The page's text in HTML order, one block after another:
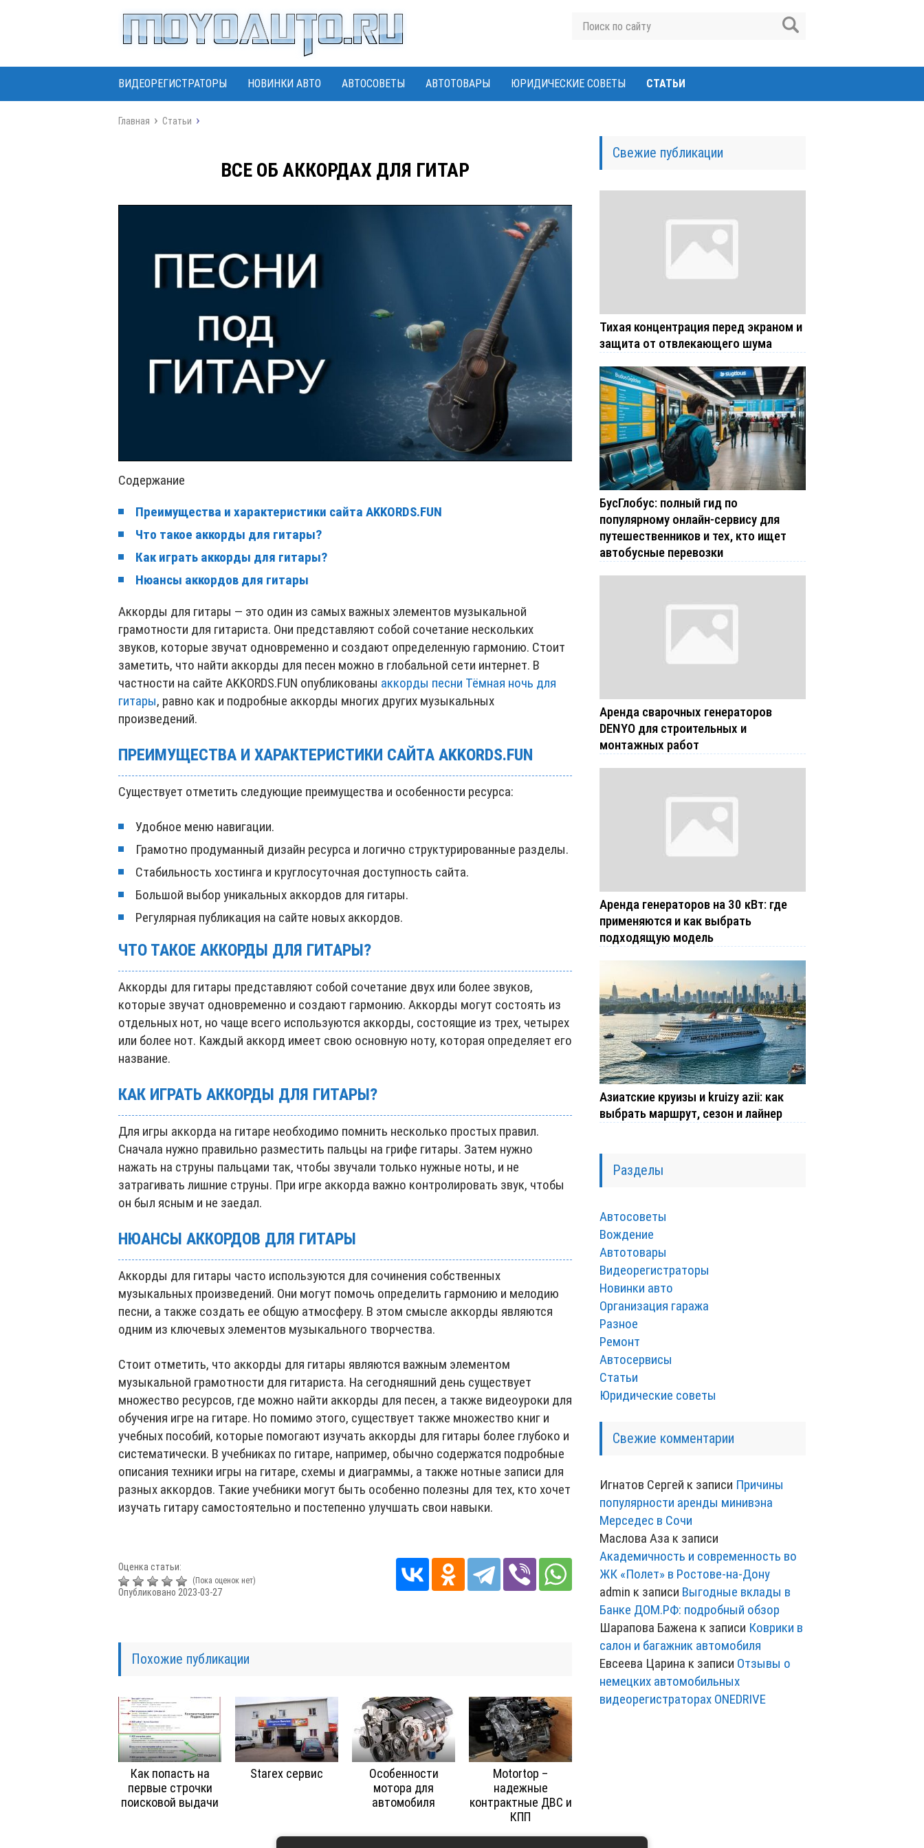
ВИДЕОРЕГИСТРАТОРЫ НОВИНКИ АВТО АВТОСОВЕТЫ АВТОТОВАРЫ ЮРИДИЧЕСКИЕ СОВЕТЫ СТАТЬИ
Главная Статьи
ВСЕ ОБ АККОРДАХ ДЛЯ ГИТАР
Содержание
Преимущества и характеристики сайта AKKORDS.FUN
Что такое аккорды для гитары?
Как играть аккорды для гитары?
Нюансы аккордов для гитары
Аккорды для гитары — это один из самых важных элементов музыкальной
грамотности для гитариста. Они представляют собой сочетание нескольких
звуков, которые звучат одновременно и создают определенную гармонию. Стоит
заметить, что найти аккорды для песен можно в глобальной сети интернет. В
частности на сайте AKKORDS.FUN опубликованы аккорды песни Тёмная ночь для
гитары, равно как и подробные аккорды многих других музыкальных
произведений.
ПРЕИМУЩЕСТВА И ХАРАКТЕРИСТИКИ САЙТА AKKORDS.FUN
Существует отметить следующие преимущества и особенности ресурса:
Удобное меню навигации.
Грамотно продуманный дизайн ресурса и логично структурированные разделы.
Стабильность хостинга и круглосуточная доступность сайта.
Большой выбор уникальных аккордов для гитары.
Регулярная публикация на сайте новых аккордов.
ЧТО ТАКОЕ АККОРДЫ ДЛЯ ГИТАРЫ?
Аккорды для гитары представляют собой сочетание двух или более звуков,
которые звучат одновременно и создают гармонию. Аккорды могут состоять из
отдельных нот, но чаще всего используются аккорды, состоящие из трех, четырех
или более нот. Каждый аккорд имеет свою основную ноту, которая определяет его
название.
КАК ИГРАТЬ АККОРДЫ ДЛЯ ГИТАРЫ?
Для игры аккорда на гитаре необходимо помнить несколько простых правил.
Сначала нужно правильно разместить пальцы на грифе гитары. Затем нужно
нажать на струны пальцами так, чтобы звучали только нужные ноты, и не
затрагивать лишние струны. При игре аккорда важно контролировать звук, чтобы
он был ясным и не заедал.
НЮАНСЫ АККОРДОВ ДЛЯ ГИТАРЫ
Аккорды для гитары часто используются для сочинения собственных
музыкальных произведений. Они могут помочь определить гармонию и мелодию
песни, а также создать ее общую атмосферу. В этом смысле аккорды являются
одним из ключевых элементов музыкального творчества.
Стоит отметить, что аккорды для гитары являются важным элементом
музыкальной грамотности для гитариста. На сегодняшний день существует
множество ресурсов, где можно найти аккорды для песен, а также видеоуроки для
обучения игре на гитаре. Но помимо этого, существует также множество книг и
учебных пособий, которые помогают изучать аккорды для гитары более глубоко и
систематически. В учебниках по гитаре, например, обычно содержатся подробные
описания техники игры на гитаре, схемы и диаграммы, а также нотные записи для
разных аккордов. Такие учебники могут быть особенно полезны для тех, кто хочет
изучать гитару самостоятельно и постепенно улучшать свои навыки.
Оценка статьи:
(Пока оценок нет)
Опубликовано 2023-03-27
Похожие публикации
Как попасть на
первые строчки
поисковой выдачи
Starex сервис
Особенности
мотора для
автомобиля
Motortop –
надежные
контрактные ДВС и
КПП
Свежие публикации
Тихая концентрация перед экраном и
защита от отвлекающего шума
БусГлобус: полный гид по
популярному онлайн-сервису для
путешественников и тех, кто ищет
автобусные перевозки
Аренда сварочных генераторов
DENYO для строительных и
монтажных работ
Аренда генераторов на 30 кВт: где
применяются и как выбрать
подходящую модель
Азиатские круизы и kruizy azii: как
выбрать маршрут, сезон и лайнер
Разделы
Автосоветы
Вождение
Автотовары
Видеорегистраторы
Новинки авто
Организация гаража
Разное
Ремонт
Автосервисы
Статьи
Юридические советы
Свежие комментарии
Игнатов Сергей к записи Причины
популярности аренды минивэна
Мерседес в Сочи
Маслова Аза к записи
Академичность и современность во
ЖК «Полет» в Ростове-на-Дону
admin к записи Выгодные вклады в
Банке ДОМ.РФ: подробный обзор
Шарапова Бажена к записи Коврики в
салон и багажник автомобиля
Евсеева Царина к записи Отзывы о
немецких автомобильных
видеорегистраторах ONEDRIVE